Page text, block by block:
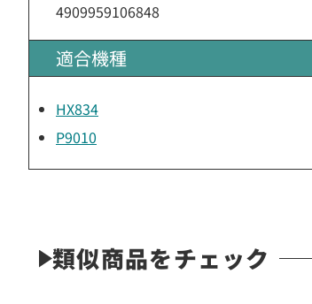
4909959106848
適合機種
HX834
P9010
類似商品をチェック